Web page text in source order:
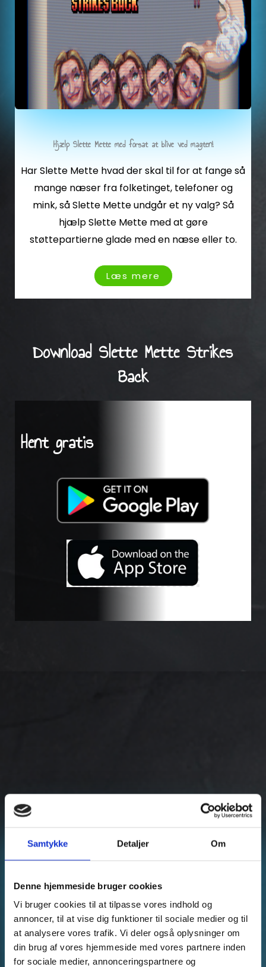
Samtykke Detaljer Om
Denne hjemmeside bruger cookies
Vi bruger cookies til at tilpasse vores indhold og
annoncer, til at vise dig funktioner til sociale medier og til
at analysere vores trafik. Vi deler også oplysninger om
din brug af vores hjemmeside med vores partnere inden
for sociale medier, annonceringspartnere og
Hjælp Slette Mette med forsat at blive ved magten!
Har Slette Mette hvad der skal til for at fange så
mange næser fra folketinget, telefoner og
mink, så Slette Mette undgår et ny valg? Så
hjælp Slette Mette med at gøre
støttepartierne glade med en næse eller to.
Læs mere
Download Slette Mette Strikes
Back
Hent gratis